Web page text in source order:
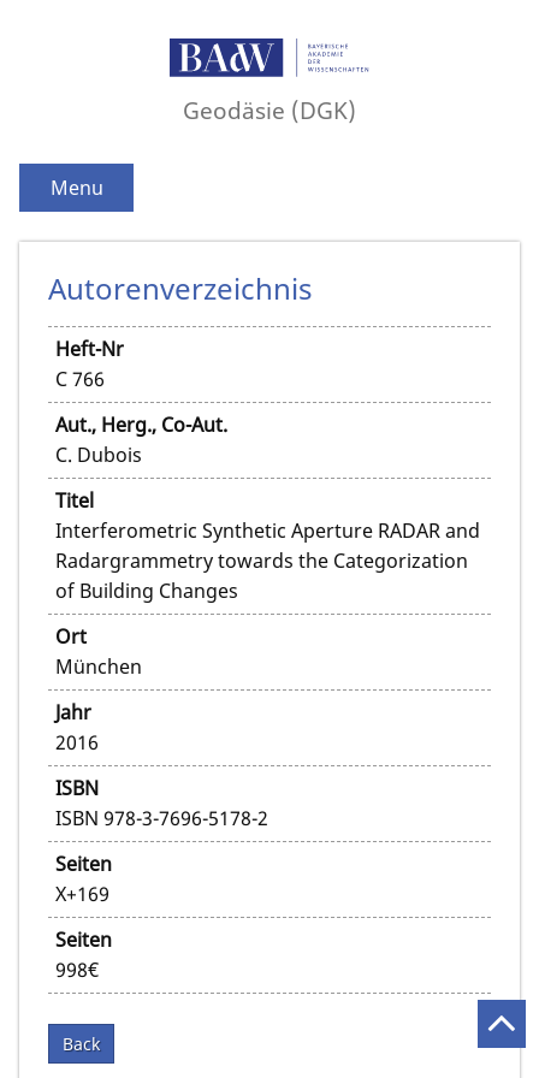
Geodäsie (DGK)
Menu
Autorenverzeichnis
Heft-Nr
C 766
Aut., Herg., Co-Aut.
C. Dubois
Titel
Interferometric Synthetic Aperture RADAR and
Radargrammetry towards the Categorization
of Building Changes
Ort
München
Jahr
2016
ISBN
ISBN 978-3-7696-5178-2
Seiten
X+169
Seiten
998€
Back